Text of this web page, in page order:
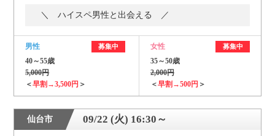
＼ ハイスペ男性と出会える ／
男性 募集中
40～55歳
5,000円
＜早割→3,500円 ＞
女性 募集中
35～50歳
2,000円
＜早割→500円 ＞
仙台市 09/22 (火) 16:30～